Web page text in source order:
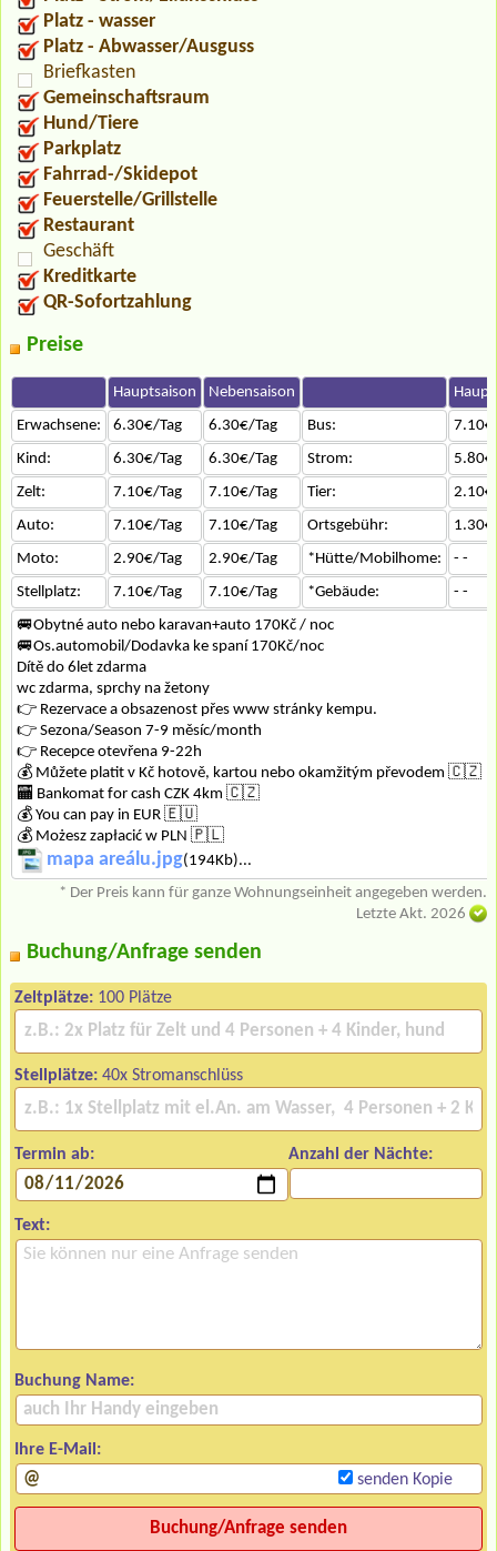
Platz - wasser
Platz - Abwasser/Ausguss
Briefkasten
Gemeinschaftsraum
Hund/Tiere
Parkplatz
Fahrrad-/Skidepot
Feuerstelle/Grillstelle
Restaurant
Geschäft
Kreditkarte
QR-Sofortzahlung
Preise
Hauptsaison Nebensaison
Erwachsene:
6.30€/Tag 6.30€/Tag Bus:
Kind:
6.30€/Tag 6.30€/Tag Strom:
Zelt:
7.10€/Tag 7.10€/Tag Tier:
Auto:
7.10€/Tag 7.10€/Tag Ortsgebühr:
Moto:
2.90€/Tag 2.90€/Tag *Hütte/Mobilhome:
- -
Stellplatz:
7.10€/Tag 7.10€/Tag *Gebäude:
- -
🚐Obytné auto nebo karavan+auto 170Kč / noc
🚐Os.automobil/Dodavka ke spaní 170Kč/noc
Dítě do 6let zdarma
wc zdarma, sprchy na žetony
👉 Rezervace a obsazenost přes www stránky kempu.
👉 Sezona/Season 7-9 měsíc/month
👉 Recepce otevřena 9-22h
💰 Můžete platit v Kč hotově, kartou nebo okamžitým převodem 🇨🇿
🏧 Bankomat for cash CZK 4km 🇨🇿
💰 You can pay in EUR 🇪🇺
💰 Możesz zapłacić w PLN 🇵🇱
mapa areálu.jpg(194Kb)...
* Der Preis kann für ganze Wohnungseinheit angegeben werden.
Letzte Akt. 2026
Buchung/Anfrage senden
Zeltplätze: 100 Plätze
Stellplätze: 40x Stromanschlüss
Termin ab: Anzahl der Nächte:
Text:
Buchung Name:
Ihre E-Mail:
senden Kopie